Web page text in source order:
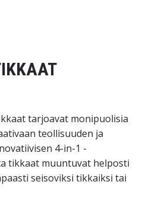
tarjoavat monipuolisia
teollisuuden ja
4-in-1 -
tikkaat muuntuvat helposti
seisoviksi tikkaiksi tai